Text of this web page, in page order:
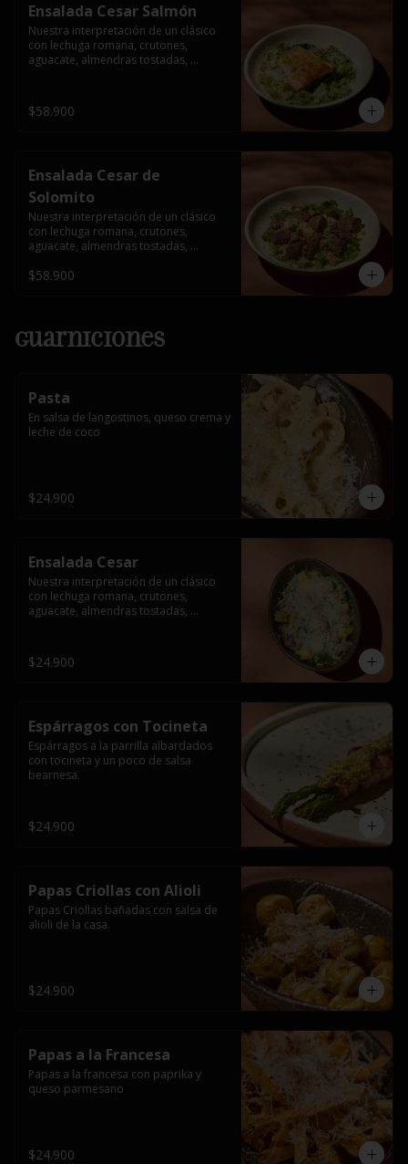
Ensalada Cesar Salmón
Nuestra interpretación de un clásico
con lechuga romana, crutones,
aguacate, almendras tostadas,
$58.900
Ensalada Cesar de
Solomito
Nuestra interpretación de un clásico
con lechuga romana, crutones,
aguacate, almendras tostadas,
$58.900
Guarniciones
Pasta
En salsa de langostinos, queso crema y
leche de coco
$24.900
Ensalada Cesar
Nuestra interpretación de un clásico
con lechuga romana, crutones,
aguacate, almendras tostadas,
$24.900
Espárragos con Tocineta
Espárragos a la parrilla albardados
con tocineta y un poco de salsa
bearnesa.
$24.900
Papas Criollas con Alioli
Papas Criollas bañadas con salsa de
alioli de la casa.
$24.900
Papas a la Francesa
Papas a la francesa con paprika y
queso parmesano
$24.900